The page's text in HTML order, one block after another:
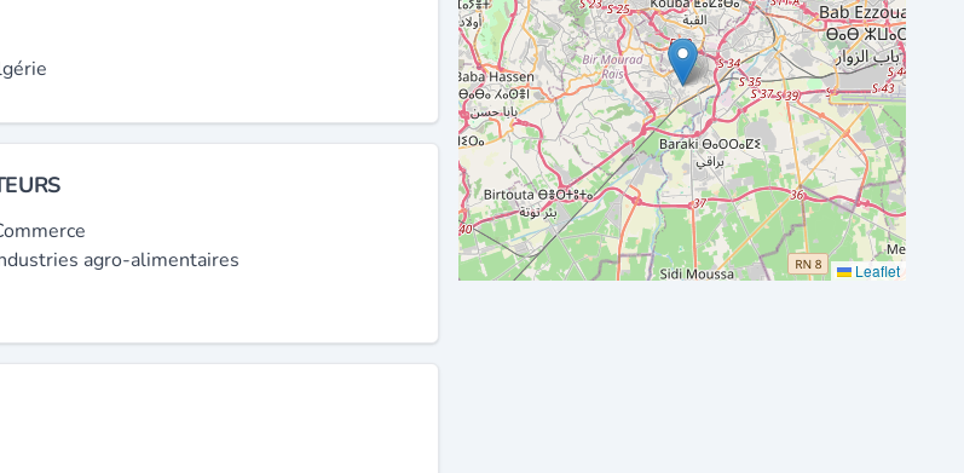
agro-alimentaires
Leaflet